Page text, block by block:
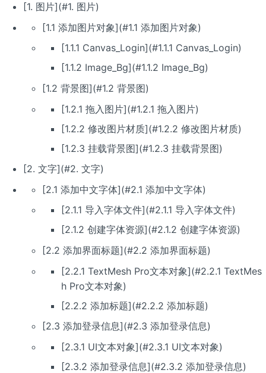
[1. 图片](#1. 图片)
[1.1 添加图片对象](#1.1 添加图片对象)
[1.1.1 Canvas_Login](#1.1.1 Canvas_Login)
[1.1.2 Image_Bg](#1.1.2 Image_Bg)
[1.2 背景图](#1.2 背景图)
[1.2.1 拖入图片](#1.2.1 拖入图片)
[1.2.2 修改图片材质](#1.2.2 修改图片材质)
[1.2.3 挂载背景图](#1.2.3 挂载背景图)
[2. 文字](#2. 文字)
[2.1 添加中文字体](#2.1 添加中文字体)
[2.1.1 导入字体文件](#2.1.1 导入字体文件)
[2.1.2 创建字体资源](#2.1.2 创建字体资源)
[2.2 添加界面标题](#2.2 添加界面标题)
[2.2.1 TextMesh Pro文本对象](#2.2.1 TextMes
h Pro文本对象)
[2.2.2 添加标题](#2.2.2 添加标题)
[2.3 添加登录信息](#2.3 添加登录信息)
[2.3.1 UI文本对象](#2.3.1 UI文本对象)
[2.3.2 添加登录信息](#2.3.2 添加登录信息)